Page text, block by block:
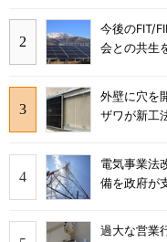
今後のFIT/
会との共生
外壁に穴を
ザワが新工
電気事業法
備を政府が
過大な営業